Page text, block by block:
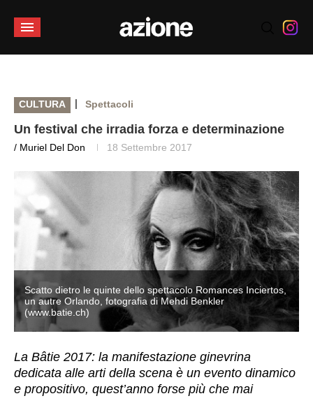
CULTURA | Spettacoli
Un festival che irradia forza e determinazione
/ Muriel Del Don 18 Settembre 2017
Scatto dietro le quinte dello spettacolo Romances Inciertos,
un autre Orlando, fotografia di Mehdi Benkler
(www.batie.ch)
La Bâtie 2017: la manifestazione ginevrina
dedicata alle arti della scena è un evento dinamico
e propositivo, quest’anno forse più che mai